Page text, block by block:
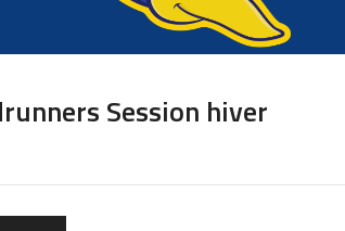
Session hiver